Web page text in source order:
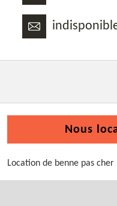
Nous
Location de benne pas